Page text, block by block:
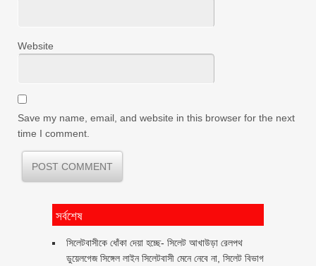
Website
Save my name, email, and website in this browser for the next
time I comment.
সর্বশেষ
‎সিলেটবাসীকে ধোঁকা দেয়া হচ্ছে- সিলেট আখাউড়া রেলপথ
ডুয়েলগেজ সিঙ্গেল লাইন সিলেটবাসী মেনে নেবে না, সিলেট বিভাগ